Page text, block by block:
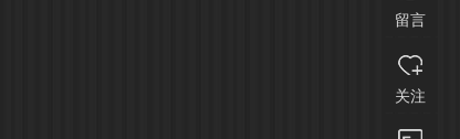
留言
关注